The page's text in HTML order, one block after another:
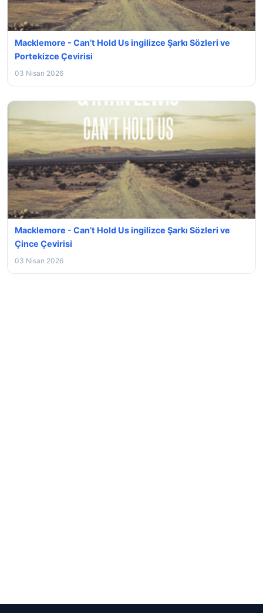
Macklemore - Can’t Hold Us ingilizce Şarkı Sözleri ve
Portekizce Çevirisi
03 Nisan 2026
Macklemore - Can’t Hold Us ingilizce Şarkı Sözleri ve
Çince Çevirisi
03 Nisan 2026